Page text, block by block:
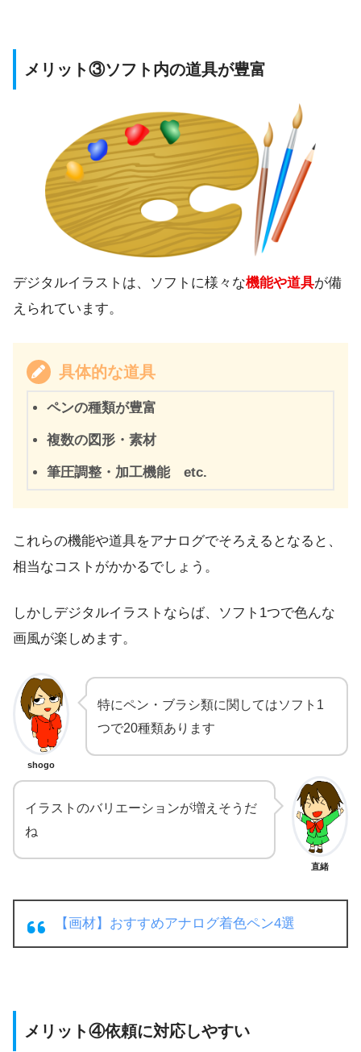
メリット③ソフト内の道具が豊富
デジタルイラストは、ソフトに様々な機能や道具が備
えられています。
具体的な道具
ペンの種類が豊富
複数の図形・素材
筆圧調整・加工機能 etc.
これらの機能や道具をアナログでそろえるとなると、
相当なコストがかかるでしょう。
しかしデジタルイラストならば、ソフト1つで色んな
画風が楽しめます。
shogo
特にペン・ブラシ類に関してはソフト1
つで20種類あります
直緒
イラストのバリエーションが増えそうだ
ね
【画材】おすすめアナログ着色ペン4選
メリット④依頼に対応しやすい